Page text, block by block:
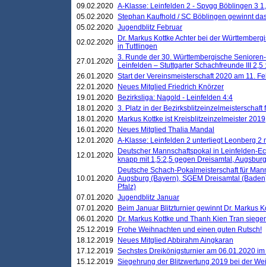
09.02.2020 A-Klasse: Leinfelden 2 - Spvgg Böblingen 3
05.02.2020 Stephan Kaufhold / SC Böblingen gewinnt
05.02.2020 Jugendblitz Februar
02.02.2020
Dr. Markus Kottke Achter bei der
in Tuttlingen
27.01.2020 3. Runde der 30. Württembergische
Leinfelden – Stuttgarter Schachfreunde III 2,5
26.01.2020 Start der Vereinsmeisterschaft 2020 am 11.
22.01.2020
Neues Mitglied Friedrich Knörzer
19.01.2020
Bezirksliga: Nagold - Leinfelden 4:4
18.01.2020 3. Platz in der Bezirksblitzeinzelmeisterschaft
18.01.2020
Markus Kottke ist Kreisblitzeinzelmeister 2019
16.01.2020
Neues Mitglied Thalia Mandal
12.01.2020 A-Klasse: Leinfelden 2 unterliegt Leonberg 2
12.01.2020
Deutscher Mannschaftspokal in Leinfelden-
knapp mit 1,5:2,5 gegen Dreisamtal,
10.01.2020
Deutsche Schach-Pokalmeisterschaft für
Augsburg (Bayern), SGEM Dreisamtal
Pfalz)
07.01.2020 Jugendblitz Januar
07.01.2020
Beim Januar Blitzturnier gewinnt Dr. Markus
06.01.2020
Dr. Markus Kottke und Thanh Kien Tran
25.12.2019
Frohe Weihnachten und einen guten Rutsch!
18.12.2019
Neues Mitglied Abbirahm Aingkaran
17.12.2019 Sechstes Dreikönigsturnier am 06.01.2020
15.12.2019 Siegehrung der Blitzwertung 2019 bei der